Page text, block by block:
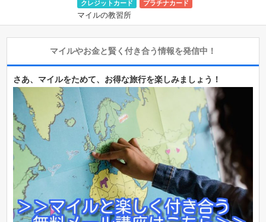
クレジットカード プラチナカード
マイルの教習所
マイルやお金と賢く付き合う情報を発信中！
さあ、マイルをためて、お得な旅行を楽しみましょう！